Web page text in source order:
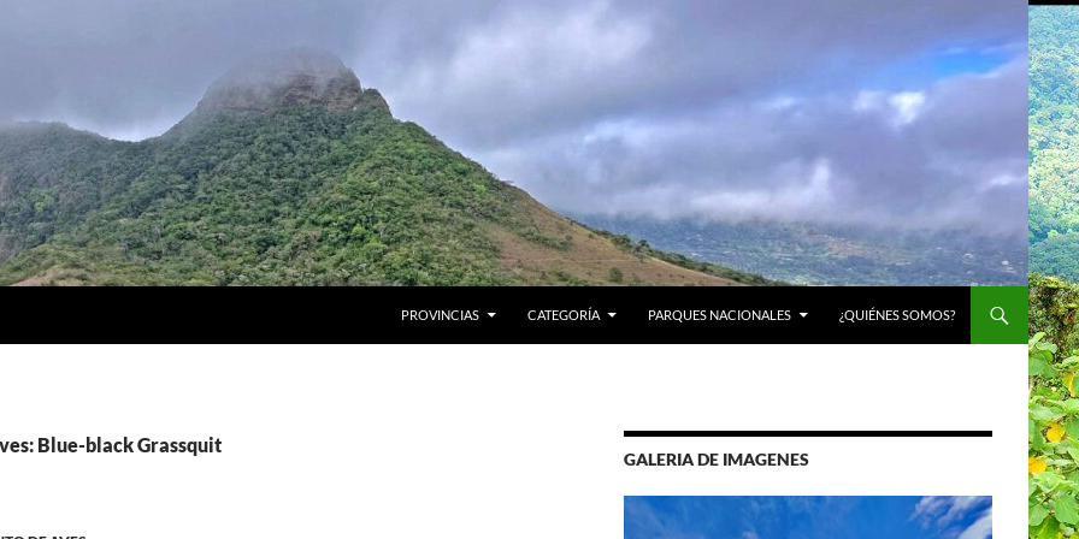
PROVINCIAS CATEGORÍA PARQUES NACIONALES ¿QUIÉNES SOMOS?
Blue-black Grassquit
GALERIA DE IMAGENES